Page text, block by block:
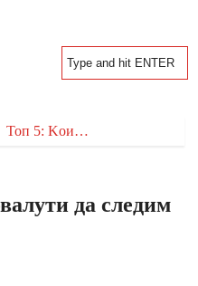
Топ 5: Kои…
да следим